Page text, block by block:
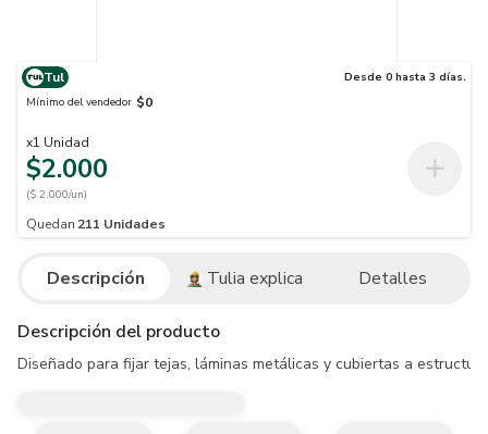
Tul
Desde 0 hasta 3 días.
Mínimo del vendedor $0
x1 Unidad
$2.000
($ 2.000/un)
Quedan 211 Unidades
Descripción Tulia explica Detalles
Descripción del producto
Diseñado para fijar tejas, láminas metálicas y cubiertas a